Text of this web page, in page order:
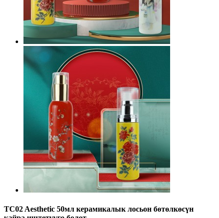
TC02 Aesthetic 50мл керамикалык лосьон бөтөлкөсүн